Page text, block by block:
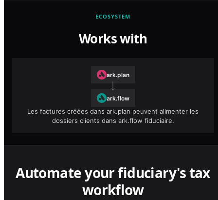
ECOSYSTEM
Works with
ark.plan
ark.flow
Les factures créées dans ark.plan peuvent alimenter les
dossiers clients dans ark.flow fiduciaire.
Automate your fiduciary's tax
workflow